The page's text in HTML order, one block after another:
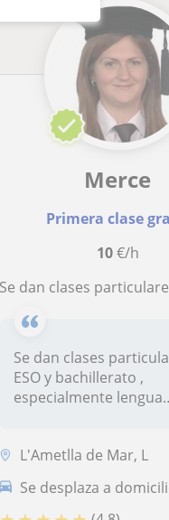
Merce
Primera clase
10€/h
Se dan clases particulares para ESO
Se dan clases
ESO y bachillerato ,
especialmente lengua
L'Ametlla de Mar, L
Se desplaza a